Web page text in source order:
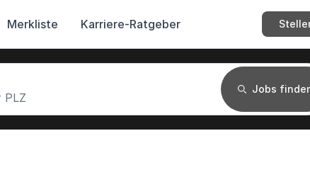
Merkliste Karriere-Ratgeber
Jobs